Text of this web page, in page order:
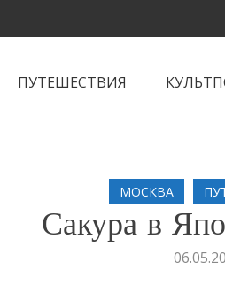
ПУТЕШЕСТВИЯ
МОСКВА
Сакура в